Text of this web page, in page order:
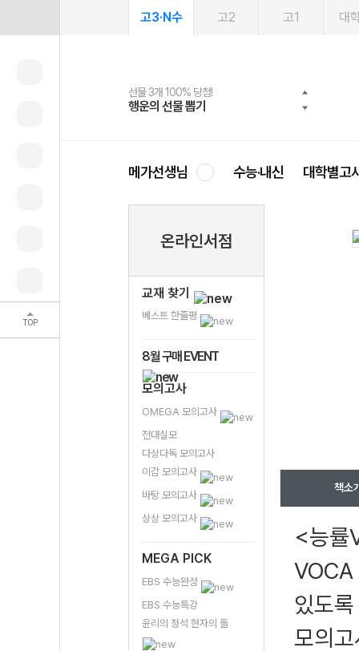
TOP
고3·N수 고2 고1 대
선물 3개 100% 당첨!
행운의 선물 뽑기
선물 100% 증정!
메가스터디 X 올리브
여름방학 스터디 캐시백
메가런 썸머스쿨
2027 러셀 단과
강사 공개선발
스마트러닝앱
설문 EVENT
메가패스
3일 무료 체험권
메가패스 수강생 무료혜택!
메가클럽 멤버십
사회공헌 캠페인
희망이룸 메가나눔
메가선생님 수능·내신 대학별고
온라인서점
교재 찾기
베스트 한줄평
8월 구매 EVENT
모의고사
OMEGA 모의고사
전대실모
다상다독 모의고사
이감 모의고사
바탕 모의고사
상상 모의고사
MEGA PICK
EBS 수능완성
EBS 수능특강
윤리의 정석 현자의 돌
책소
<능률
VOCA
있도
모의